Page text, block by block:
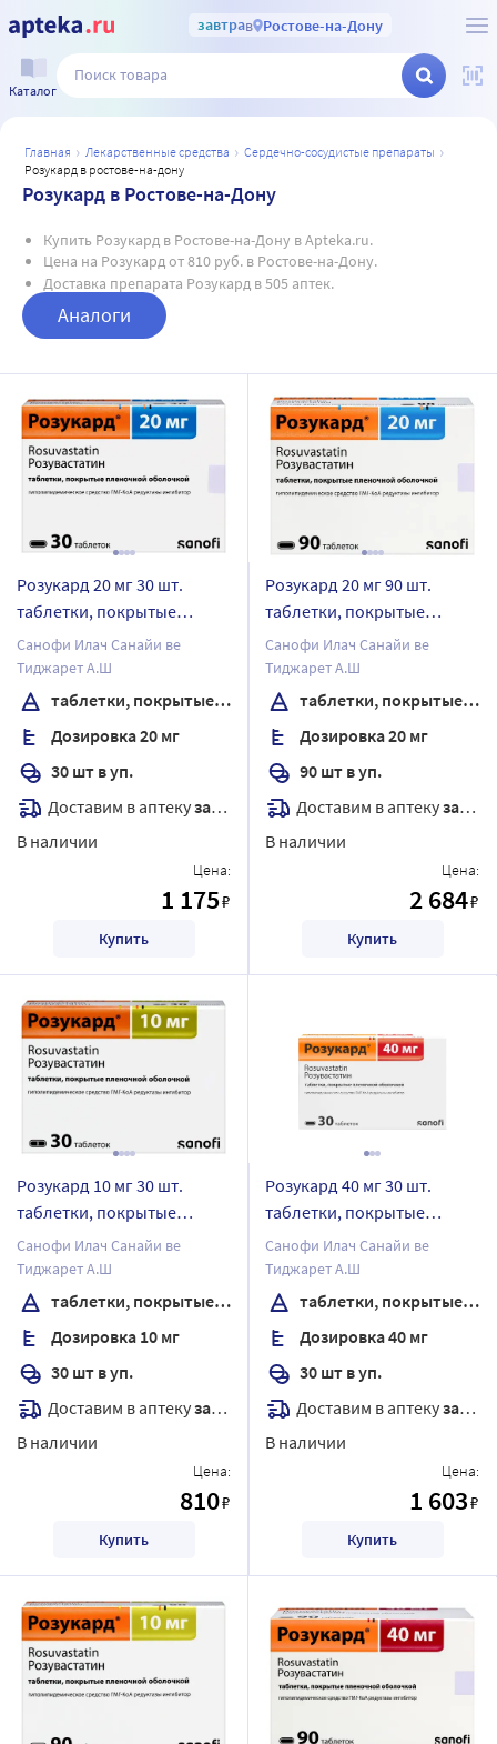
завтрав Ростове-на-Дону
Каталог
главная лекарственные средства
сердечно-сосудистые препараты
розукард в ростове-на-дону
Розукард в Ростове-на-Дону
Купить Розукард в Ростове-на-Дону в Apteka.ru.
Цена на Розукард от 810 руб. в Ростове-на-Дону.
Доставка препарата Розукард в 505 аптек.
Аналоги
Розукард 20 мг 30 шт.
таблетки, покрытые
пленочной оболочкой
Санофи Илач Санайи ве
Тиджарет А.Ш
таблетки, покрытые пленочной оболочкой
Дозировка 20 мг
30 шт в уп.
Доставим в аптекузавтра
В наличии
Цена:
1 175₽
Купить
Розукард 20 мг 90 шт.
таблетки, покрытые
пленочной оболочкой
Санофи Илач Санайи ве
Тиджарет А.Ш
таблетки, покрытые пленочной оболочкой
Дозировка 20 мг
90 шт в уп.
Доставим в аптекузавтра
В наличии
Цена:
2 684₽
Купить
Розукард 10 мг 30 шт.
таблетки, покрытые
пленочной оболочкой
Санофи Илач Санайи ве
Тиджарет А.Ш
таблетки, покрытые пленочной оболочкой
Дозировка 10 мг
30 шт в уп.
Доставим в аптекузавтра
В наличии
Цена:
810₽
Купить
Розукард 40 мг 30 шт.
таблетки, покрытые
пленочной оболочкой
Санофи Илач Санайи ве
Тиджарет А.Ш
таблетки, покрытые пленочной оболочкой
Дозировка 40 мг
30 шт в уп.
Доставим в аптекузавтра
В наличии
Цена:
1 603₽
Купить